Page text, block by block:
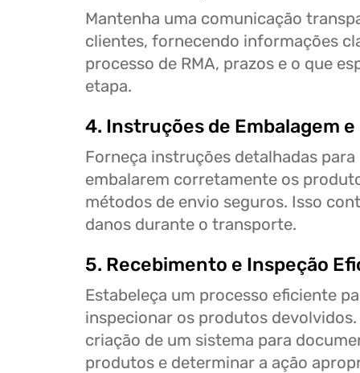
Mantenha uma comunicação
clientes, fornecendo informações
processo de RMA, prazos e o que
etapa.
4. Instruções de Embalagem e
Forneça instruções detalhadas
embalarem corretamente os
métodos de envio seguros. Isso
danos durante o transporte.
5. Recebimento e Inspeção
Estabeleça um processo eficiente
inspecionar os produtos
criação de um sistema para
produtos e determinar a ação